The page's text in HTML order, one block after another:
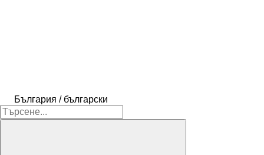
България / български